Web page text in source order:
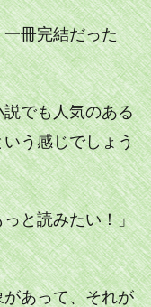
冊完結だった
でも人気のある
う感じでしょう
と読みたい！」
あって、それが